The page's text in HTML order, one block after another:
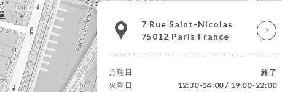
7 Rue Saint-Nicolas
75012 Paris France
月曜日
終了
火曜日
12:30-14:00 / 19:00-22:00